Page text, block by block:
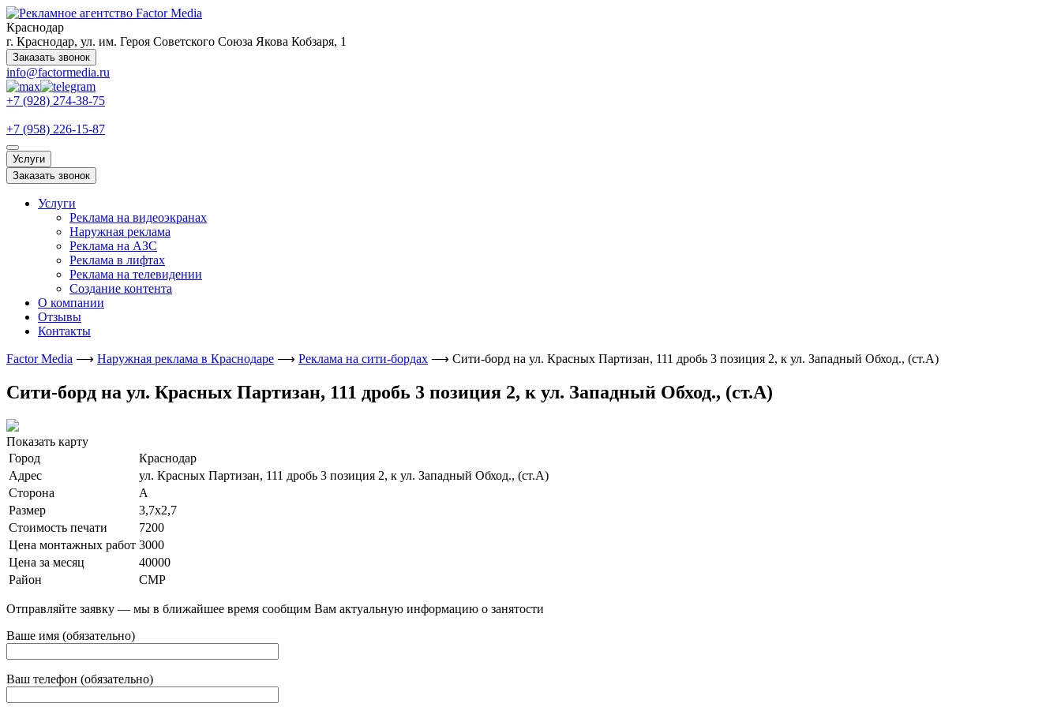
Краснодар
г. Краснодар, ул. им. Героя Советского Союза Якова Кобзаря, 1
Заказать звонок
info@factormedia.ru
+7 (928) 274-38-75
+7 (958) 226-15-87
Услуги
Заказать звонок
Услуги
Реклама на видеоэкранах
Наружная реклама
Реклама на АЗС
Реклама в лифтах
Реклама на телевидении
Создание контента
О компании
Отзывы
Контакты
Factor Media ⟶ Наружная реклама в Краснодаре ⟶ Реклама на сити-бордах ⟶ Сити-борд на ул. Красных Партизан, 111 дробь 3 позиция 2, к ул. Западный Обход., (ст.А)
Сити-борд на ул. Красных Партизан, 111 дробь 3 позиция 2, к ул. Западный Обход., (ст.А)
Показать карту
Город
Краснодар
Адрес
ул. Красных Партизан, 111 дробь 3 позиция 2, к ул. Западный Обход., (ст.А)
Сторона
А
Размер
3,7х2,7
Стоимость печати
7200
Цена монтажных работ 3000
Цена за месяц
40000
Район
СМР
Отправляйте заявку — мы в ближайшее время сообщим Вам актуальную информацию о занятости
Ваше имя (обязательно)
Ваш телефон (обязательно)